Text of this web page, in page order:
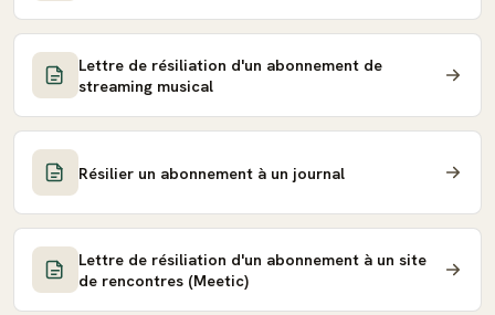
Lettre de résiliation d'un abonnement de
streaming musical
Résilier un abonnement à un journal
Lettre de résiliation d'un abonnement à un site
de rencontres (Meetic)